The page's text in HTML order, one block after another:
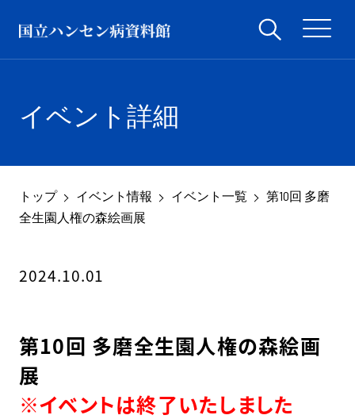
イベント詳細
トップ イベント情報 イベント一覧
第10回 多磨
全生園人権の森絵画展
2024.10.01
第10回 多磨全生園人権の森絵画
展
※イベントは終了いたしました